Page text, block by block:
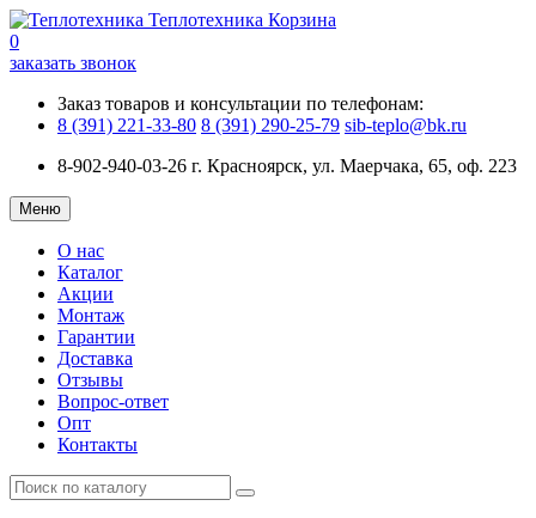
Теплотехника Корзина
0
заказать звонок
Заказ товаров и консультации по телефонам:
8 (391) 221-33-80 8 (391) 290-25-79 sib-teplo@bk.ru
8-902-940-03-26 г. Красноярск, ул. Маерчака, 65, оф. 223
Меню
О нас
Каталог
Акции
Монтаж
Гарантии
Доставка
Отзывы
Вопрос-ответ
Опт
Контакты